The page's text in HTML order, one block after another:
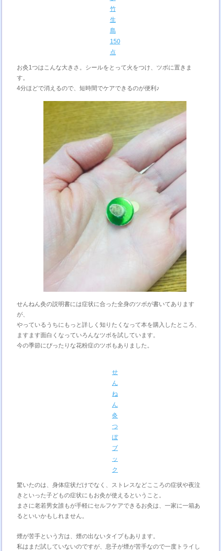
竹
生
島
150
点
お灸1つはこんな大きさ。シールをとって火をつけ、ツボに置きま
す。
4分ほどで消えるので、短時間でケアできるのが便利♪
せんねん灸の説明書には症状に合った全身のツボが書いてあります
が、
やっているうちにもっと詳しく知りたくなって本を購入したところ、
ますます面白くなっていろんなツボを試しています。
今の季節にぴったりな花粉症のツボもありました。
せ
ん
ね
ん
灸
つ
ぼ
ブ
ッ
ク
驚いたのは、身体症状だけでなく、ストレスなどこころの症状や夜泣
きといった子どもの症状にもお灸が使えるということ。
まさに老若男女誰もが手軽にセルフケアできるお灸は、一家に一箱あ
るといいかもしれません。
煙が苦手という方は、煙の出ないタイプもあります。
私はまだ試していないのですが、息子が煙が苦手なので一度トライし